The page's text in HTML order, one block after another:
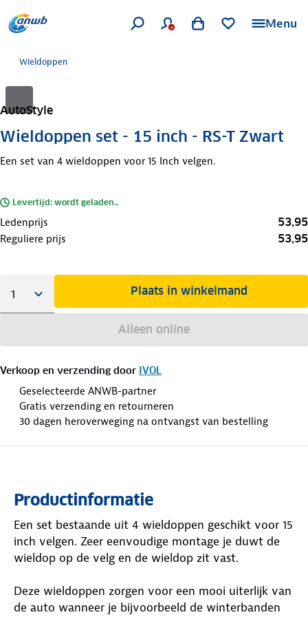
Menu
Wieldoppen
AutoStyle
Wieldoppen set - 15 inch - RS-T Zwart
Een set van 4 wieldoppen voor 15 Inch velgen.
Levertijd: wordt geladen..
Ledenprijs 53,95
Reguliere prijs 53,95
Plaats in winkelmand
Alleen online
Verkoop en verzending door IVOL
Geselecteerde ANWB-partner
Gratis verzending en retourneren
30 dagen heroverweging na ontvangst van bestelling
Productinformatie
Een set bestaande uit 4 wieldoppen geschikt voor 15
inch velgen. Zeer eenvoudige montage je duwt de
wieldop op de velg en de wieldop zit vast.
Deze wieldoppen zorgen voor een mooi uiterlijk van
de auto wanneer je bijvoorbeeld de winterbanden